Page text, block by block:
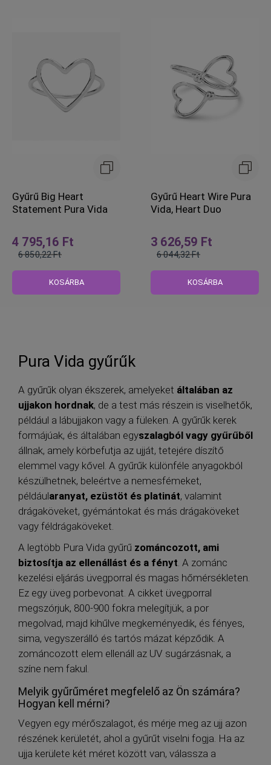
Gyűrű Big Heart
Statement Pura Vida
4 795,16 Ft
6 850,22 Ft
KOSÁRBA
Gyűrű Heart Wire Pura
Vida, Heart Duo
3 626,59 Ft
6 044,32 Ft
KOSÁRBA
Pura Vida gyűrűk
A gyűrűk olyan ékszerek, amelyeket általában az
ujjakon hordnak, de a test más részein is viselhetők,
például a lábujjakon vagy a füleken. A gyűrűk kerek
formájúak, és általában egyszalagból vagy gyűrűből
állnak, amely körbefutja az ujját, tetejére díszítő
elemmel vagy kővel. A gyűrűk különféle anyagokból
készülhetnek, beleértve a nemesfémeket,
példáularanyat, ezüstöt és platinát, valamint
drágaköveket, gyémántokat és más drágaköveket
vagy féldrágaköveket.
A legtöbb Pura Vida gyűrű zománcozott, ami
biztosítja az ellenállást és a fényt. A zománc
kezelési eljárás üvegporral és magas hőmérsékleten.
Ez egy üveg porbevonat. A cikket üvegporral
megszórjuk, 800-900 fokra melegítjük, a por
megolvad, majd kihűlve megkeményedik, és fényes,
sima, vegyszerálló és tartós mázat képződik. A
zománcozott elem ellenáll az UV sugárzásnak, a
színe nem fakul.
Melyik gyűrűméret megfelelő az Ön számára?
Hogyan kell mérni?
Vegyen egy mérőszalagot, és mérje meg az ujj azon
részének kerületét, ahol a gyűrűt viselni fogja. Ha az
ujja kerülete két méret között van, válassza a